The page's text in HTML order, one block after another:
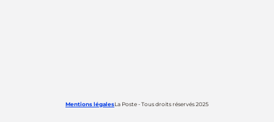
Mentions légalesLa Poste - Tous droits réservés 2025